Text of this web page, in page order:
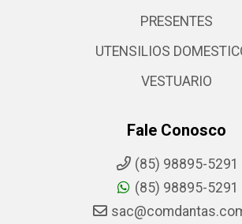
PRESENTES
UTENSILIOS
VESTUARIO
Fale Conosco
(85) 98895-5291
(85) 98895-5291